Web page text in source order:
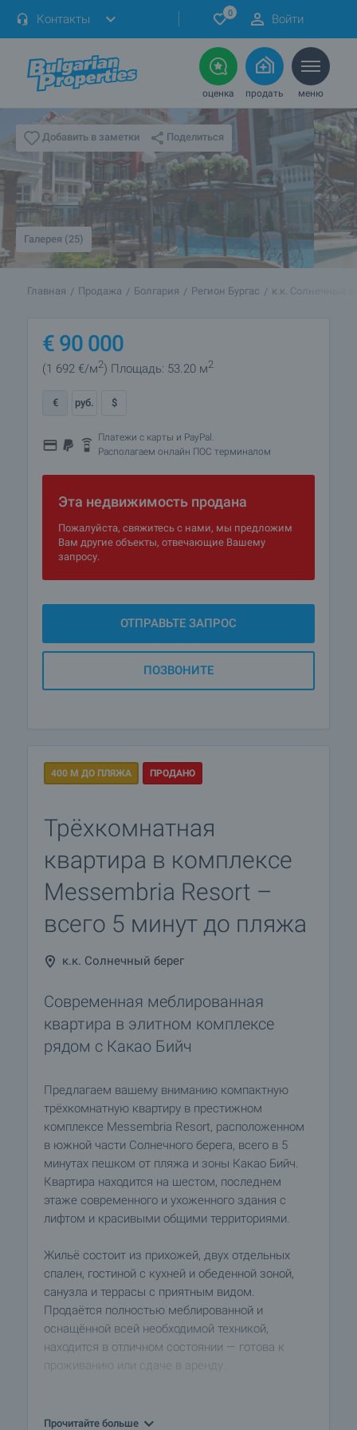
Контакты 0 Войти
оценка продать меню
Добавить в заметки Поделиться
Галерея (25)
Главная Продажа Болгария Регион Бургас к.к. Солнечный
€ 90 000
(1 692 €/м2) Площадь: 53.20 м2
€ руб. $
Платежи с карты и PayPal.
Располагаем онлайн ПОС терминалом
Эта недвижимость продана
Пожалуйста, свяжитесь с нами, мы предложим
Вам другие объекты, отвечающие Вашему
запросу.
ОТПРАВЬТЕ ЗАПРОС
ПОЗВОНИТЕ
400 М ДО ПЛЯЖА ПРОДАНО
Трёхкомнатная
квартира в комплексе
Messembria Resort –
всего 5 минут до пляжа
к.к. Солнечный берег
Современная меблированная
квартира в элитном комплексе
рядом с Какао Бийч
Предлагаем вашему вниманию компактную
трёхкомнатную квартиру в престижном
комплексе Messembria Resort, расположенном
в южной части Солнечного берега, всего в 5
минутах пешком от пляжа и зоны Какао Бийч.
Квартира находится на шестом, последнем
этаже современного и ухоженного здания с
лифтом и красивыми общими территориями.
Жильё состоит из прихожей, двух отдельных
спален, гостиной с кухней и обеденной зоной,
санузла и террасы с приятным видом.
Продаётся полностью меблированной и
оснащённой всей необходимой техникой,
находится в отличном состоянии — готова к
проживанию или сдаче в аренду.
жителям и гостям бассейн, ухоженные зеленые
Прочитайте больше